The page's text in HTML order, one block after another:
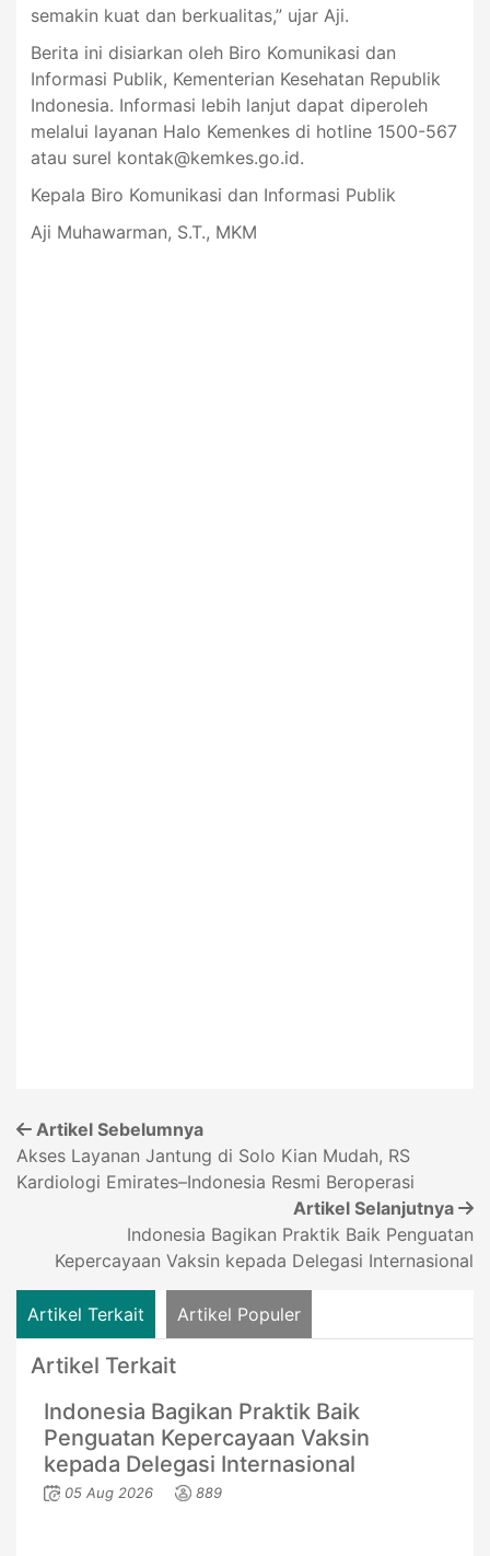
semakin kuat dan berkualitas,” ujar Aji.
Berita ini disiarkan oleh Biro Komunikasi dan
Informasi Publik, Kementerian Kesehatan Republik
Indonesia. Informasi lebih lanjut dapat diperoleh
melalui layanan Halo Kemenkes di hotline 1500-567
atau surel kontak@kemkes.go.id.
Kepala Biro Komunikasi dan Informasi Publik
Aji Muhawarman, S.T., MKM
Artikel Sebelumnya
Akses Layanan Jantung di Solo Kian Mudah, RS
Kardiologi Emirates–Indonesia Resmi Beroperasi
Artikel Selanjutnya
Indonesia Bagikan Praktik Baik Penguatan
Kepercayaan Vaksin kepada Delegasi Internasional
Artikel Terkait Artikel Populer
Artikel Terkait
Indonesia Bagikan Praktik Baik
Penguatan Kepercayaan Vaksin
kepada Delegasi Internasional
05 Aug 2026 889